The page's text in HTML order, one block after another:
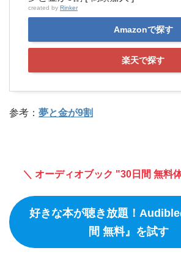
created by Rinker
Amazonで探す
楽天で探す
参考： 夢と金が9割
＼ オーディオブック "30日間 無料
好きな本が聴き放題！Audible
間 無料』を試す